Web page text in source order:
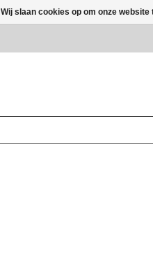
Wij slaan cookies op om onze